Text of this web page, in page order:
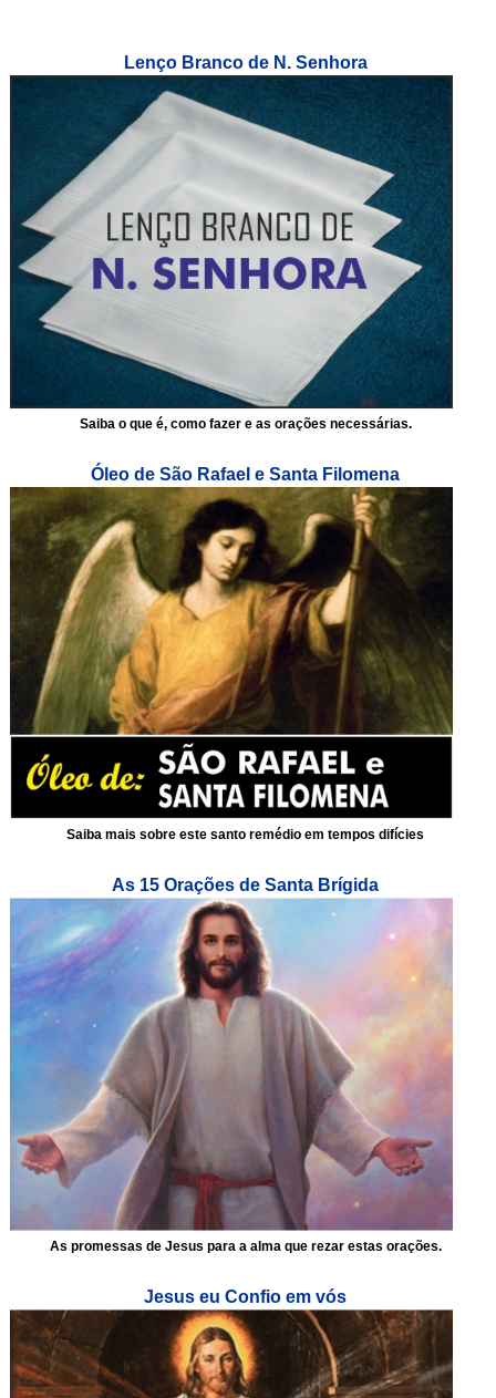
Lenço Branco de N. Senhora
Saiba o que é, como fazer e as orações necessárias.
Óleo de São Rafael e Santa Filomena
Saiba mais sobre este santo remédio em tempos difícies
As 15 Orações de Santa Brígida
As promessas de Jesus para a alma que rezar estas orações.
Jesus eu Confio em vós